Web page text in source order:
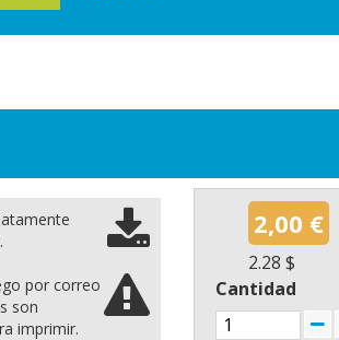
por correo
son
imprimir.
2,00 €
2.28 $
Cantidad